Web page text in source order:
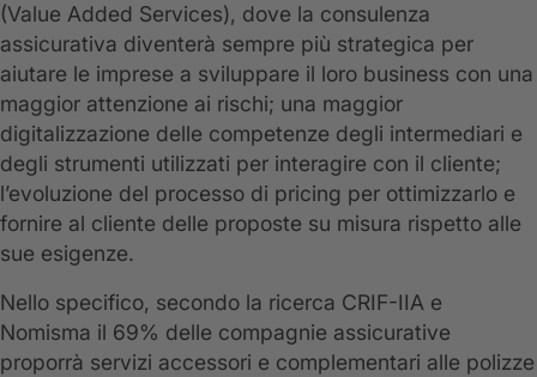
(Value Added Services), dove la consulenza
assicurativa diventerà sempre più strategica per
aiutare le imprese a sviluppare il loro business con una
maggior attenzione ai rischi; una maggior
digitalizzazione delle competenze degli intermediari e
degli strumenti utilizzati per interagire con il cliente;
l’evoluzione del processo di pricing per ottimizzarlo e
fornire al cliente delle proposte su misura rispetto alle
sue esigenze.
Nello specifico, secondo la ricerca CRIF-IIA e
Nomisma il 69% delle compagnie assicurative
proporrà servizi accessori e complementari alle polizze